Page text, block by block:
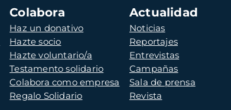
Colabora
Haz un donativo
Hazte socio
Hazte voluntario/a
Testamento solidario
Colabora como empresa
Regalo Solidario
Actualidad
Noticias
Reportajes
Entrevistas
Campañas
Sala de prensa
Revista